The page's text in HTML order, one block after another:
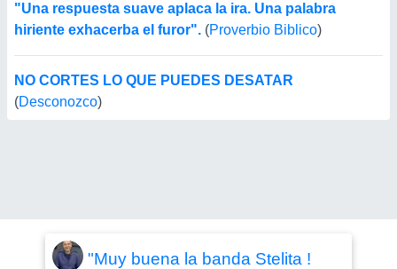
"Una respuesta suave aplaca la ira. Una palabra
hiriente exhacerba el furor". (Proverbio Biblico)
NO CORTES LO QUE PUEDES DESATAR
(Desconozco)
"Muy buena la banda Stelita !